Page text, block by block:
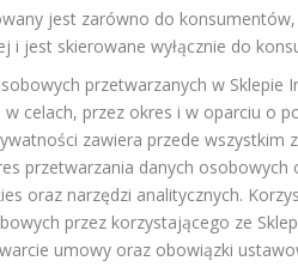
jest zarówno do
i jest skierowane wyłącznie do
przetwarzanych w
celach, przez okres i w oparciu o
zawiera przede
przetwarzania danych
oraz narzędzi analitycznych.
przez korzystającego ze
umowy oraz obowiązki